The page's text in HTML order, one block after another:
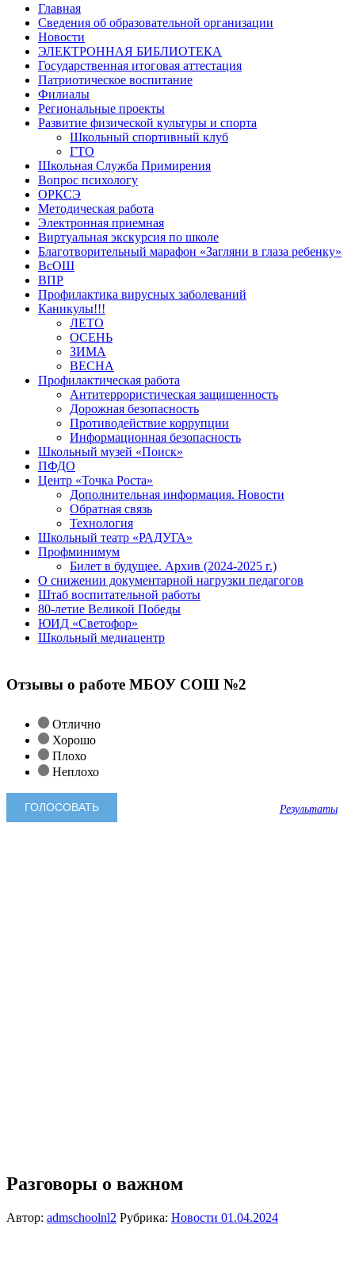
Главная
Сведения об образовательной организации
Новости
ЭЛЕКТРОННАЯ БИБЛИОТЕКА
Государственная итоговая аттестация
Патриотическое воспитание
Филиалы
Региональные проекты
Развитие физической культуры и спорта
Школьный спортивный клуб
ГТО
Школьная Служба Примирения
Вопрос психологу
ОРКСЭ
Методическая работа
Электронная приемная
Виртуальная экскурсия по школе
Благотворительный марафон «Загляни в глаза ребенку»
ВсОШ
ВПР
Профилактика вирусных заболеваний
Каникулы!!!
ЛЕТО
ОСЕНЬ
ЗИМА
ВЕСНА
Профилактическая работа
Антитеррористическая защищенность
Дорожная безопасность
Противодействие коррупции
Информационная безопасность
Школьный музей «Поиск»
ПФДО
Центр «Точка Роста»
Дополнительная информация. Новости
Обратная связь
Технология
Школьный театр «РАДУГА»
Профминимум
Билет в будущее. Архив (2024-2025 г.)
О снижении документарной нагрузки педагогов
Штаб воспитательной работы
80-летие Великой Победы
ЮИД «Светофор»
Школьный медиацентр
Отзывы о работе МБОУ СОШ №2
Отлично
Хорошо
Плохо
Неплохо
Результаты
Разговоры о важном
Автор: admschoolnl2 Рубрика: Новости 01.04.2024